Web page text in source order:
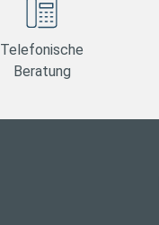
Telefonische
Beratung